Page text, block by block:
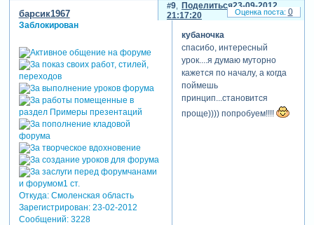
Поделиться
9
23-09-2012
21:17:20
барсик1967
Заблокирован
Откуда:Смоленская область
Зарегистрирован: 23-02-2012
Сообщений:3228
кубаночка
спасибо, интересный
урок....я думаю муторно
кажется по началу, а когда
поймешь
принцип...становится
проще)))) попробуем!!!!
0